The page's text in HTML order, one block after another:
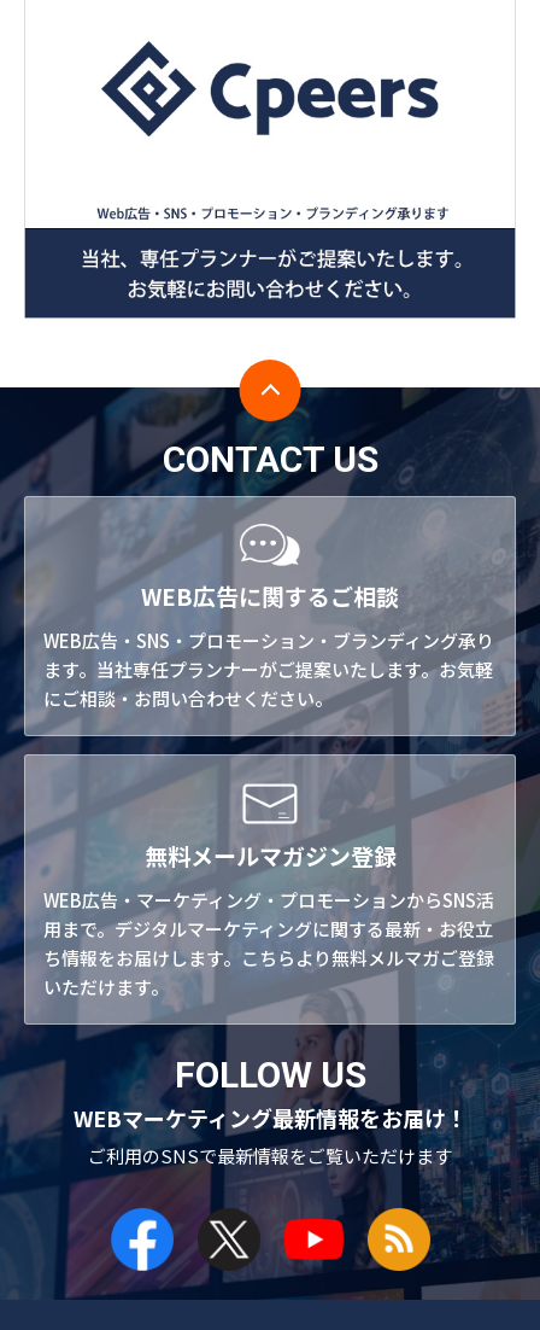
CONTACT US
WEB広告に関するご相談
WEB広告・SNS・プロモーション・ブランディング承り
ます。当社専任プランナーがご提案いたします。お気軽
にご相談・お問い合わせください。
無料メールマガジン登録
WEB広告・マーケティング・プロモーションからSNS活
用まで。デジタルマーケティングに関する最新・お役立
ち情報をお届けします。こちらより無料メルマガご登録
いただけます。
FOLLOW US
WEBマーケティング最新情報をお届け！
ご利用のSNSで最新情報をご覧いただけます